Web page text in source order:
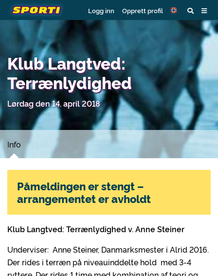
Logg inn Opprett profil
Klub Langtved:
Terrænlydighed
Lørdag den 14. april 2018
Info
Klub Langtved: Terrænlydighed v. Anne Steiner
Underviser: Anne Steiner, Danmarksmester i Alrid 2016.
Der rides i terræn på niveauinddelte hold med 3-4
Påmeldingen er stengt –
arrangementet er avholdt